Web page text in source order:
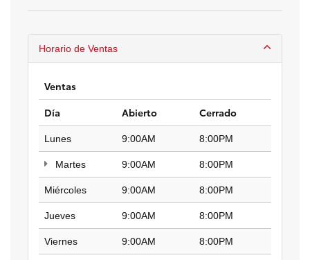
Horario de Ventas
Ventas
Día
Abierto Cerrado
Lunes 9:00AM 8:00PM
Martes 9:00AM 8:00PM
Miércoles 9:00AM 8:00PM
Jueves 9:00AM 8:00PM
Viernes 9:00AM 8:00PM